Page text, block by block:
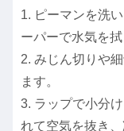
1. ピーマンを洗
ーパーで水気を拭
2. みじん切りや
ます。
3. ラップで小分
れて空気を抜き、